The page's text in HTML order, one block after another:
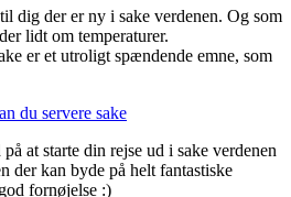
dig der er ny i sake verdenen. Og som
lidt om temperaturer.
er et utroligt spændende emne, som
du servere sake
at starte din rejse ud i sake verdenen
der kan byde på helt fantastiske
fornøjelse :)